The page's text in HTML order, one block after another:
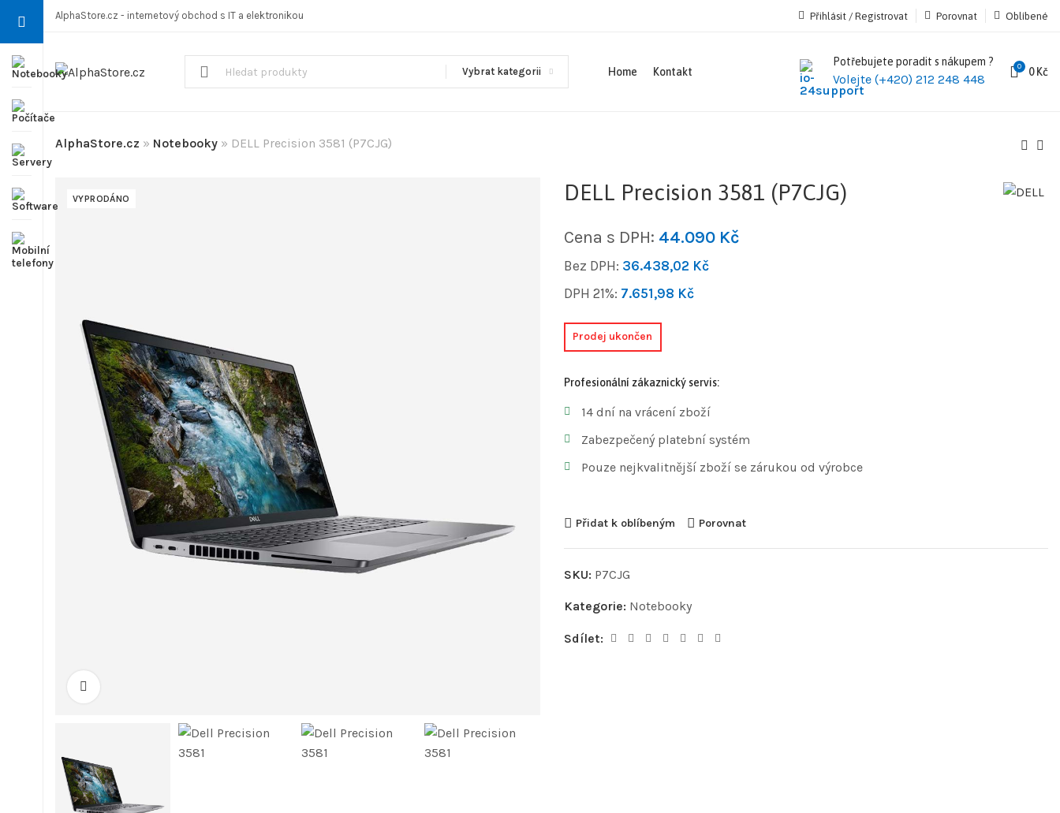
AlphaStore.cz - internetový obchod s IT a elektronikou Přihlásit / Registrovat Porovnat Oblíbené
Vybrat kategorii Home Kontakt
Potřebujete poradit s nákupem ?
Volejte (+420) 212 248 448
0 0 Kč
AlphaStore.cz » Notebooky » DELL Precision 3581 (P7CJG)
VYPRODÁNO DELL Precision 3581 (P7CJG)
Cena s DPH: 44.090 Kč
Bez DPH: 36.438,02 Kč
DPH 21%: 7.651,98 Kč
Prodej ukončen
Profesionální zákaznický servis:
14 dní na vrácení zboží
Zabezpečený platební systém
Pouze nejkvalitnější zboží se zárukou od výrobce
Přidat k oblíbeným Porovnat
SKU: P7CJG
Kategorie: Notebooky
Sdílet: